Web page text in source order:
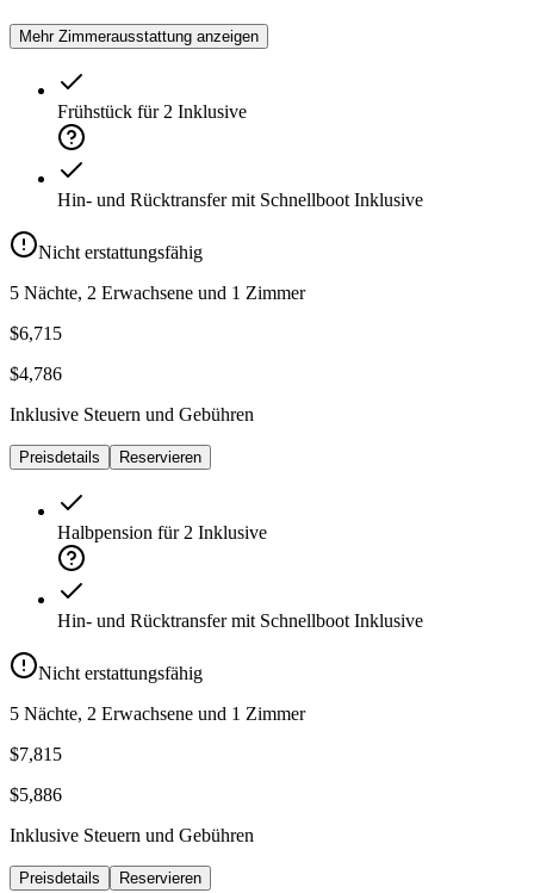
Mehr Zimmerausstattung anzeigen
Frühstück für 2 Inklusive
Hin- und Rücktransfer mit Schnellboot Inklusive
Nicht erstattungsfähig
5 Nächte, 2 Erwachsene und 1 Zimmer
$6,715
$4,786
Inklusive Steuern und Gebühren
Preisdetails Reservieren
Halbpension für 2 Inklusive
Hin- und Rücktransfer mit Schnellboot Inklusive
Nicht erstattungsfähig
5 Nächte, 2 Erwachsene und 1 Zimmer
$7,815
$5,886
Inklusive Steuern und Gebühren
Preisdetails Reservieren